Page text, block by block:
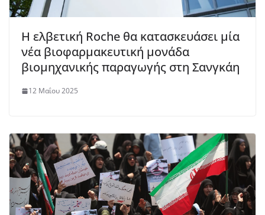
Η ελβετική Roche θα κατασκευάσει μία
νέα βιοφαρμακευτική μονάδα
βιομηχανικής παραγωγής στη Σανγκάη
12 Μαΐου 2025